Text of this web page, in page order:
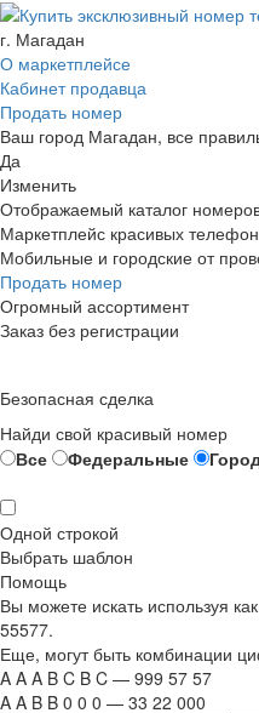
г. Магадан
О маркетплейсе
Кабинет продавца
Продать номер
Ваш город Магадан, все
Да
Изменить
Отображаемый каталог
Маркетплейс красивых
Мобильные и городские от
Продать номер
Огромный ассортимент
Заказ без регистрации
Безопасная сделка
Найди свой красивый номер
Все
Федеральные
Одной строкой
Выбрать шаблон
Помощь
Вы можете искать используя
55577.
Еще, могут быть комбинации
A A A B C B C — 999 57 57
A A B B 0 0 0 — 33 22 000